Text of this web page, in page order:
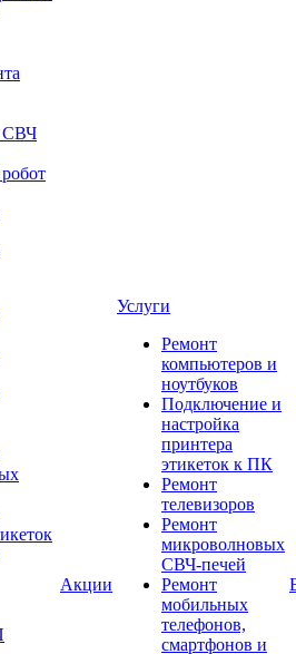
СВЧ
Акции
Услуги
Ремонт
компьютеров и
ноутбуков
Подключение и
настройка
принтера
этикеток к ПК
Ремонт
телевизоров
Ремонт
микроволновых
СВЧ-печей
Ремонт
мобильных
телефонов,
смартфонов и